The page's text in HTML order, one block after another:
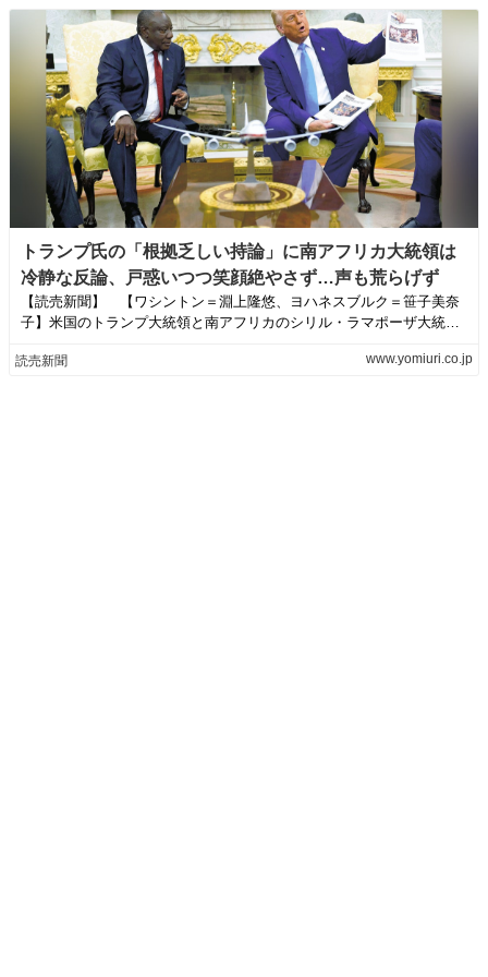
トランプ氏の「根拠乏しい持論」に南アフリカ大統領は
冷静な反論、戸惑いつつ笑顔絶やさず…声も荒らげず
【読売新聞】 【ワシントン＝淵上隆悠、ヨハネスブルク＝笹子美奈
子】米国のトランプ大統領と南アフリカのシリル・ラマポーザ大統領
読売新聞 www.yomiuri.co.jp